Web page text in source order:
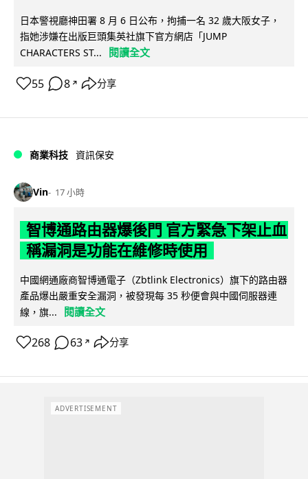
日本警視廳神田署 8 月 6 日公布，拘捕一名 32 歲大阪女子，
指她涉嫌在出版巨頭集英社旗下官方網店「JUMP
CHARACTERS ST...
閱讀全文
55 8 ↗ 分享
商業科技 資訊保安
Vin 17 小時
智博通路由器爆後門 官方緊急下架止血
稱漏洞是功能在維修時使用
中國網通廠商智博通電子（Zbtlink Electronics）旗下的路由器
產品爆出嚴重安全漏洞，被發現每 35 秒便會與中國伺服器連
線，旗...
閱讀全文
268 63 ↗ 分享
ADVERTISEMENT